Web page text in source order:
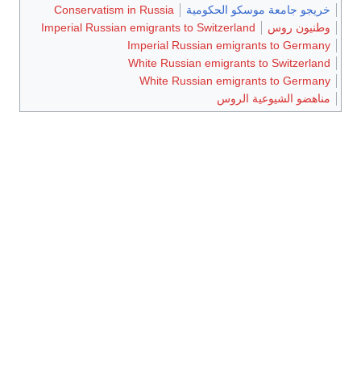
خريجو جامعة موسكو الحكومية
Conservatism in Russia
وطنيون روس
Imperial Russian emigrants to Switzerland
Imperial Russian emigrants to Germany
White Russian emigrants to Switzerland
White Russian emigrants to Germany
مناهضو الشيوعية الروس